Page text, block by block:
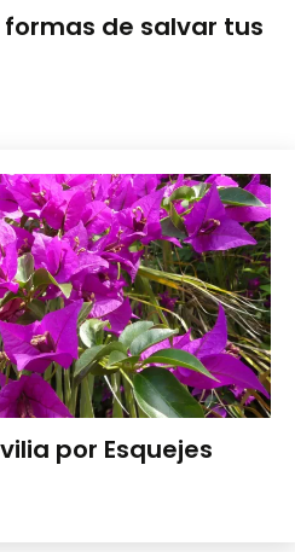
formas de salvar tus
por Esquejes